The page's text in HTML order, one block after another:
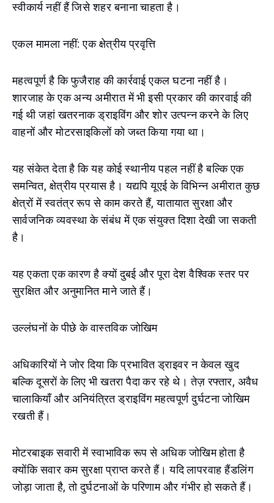
स्वीकार्य नहीं हैं जिसे शहर बनाना चाहता है।
एकल मामला नहीं: एक क्षेत्रीय प्रवृत्ति
महत्वपूर्ण है कि फुजैराह की कार्रवाई एकल घटना नहीं है।
शारजाह के एक अन्य अमीरात में भी इसी प्रकार की कारवाई की
गई थी जहां खतरनाक ड्राइविंग और शोर उत्पन्न करने के लिए
वाहनों और मोटरसाइकिलों को जब्त किया गया था।
यह संकेत देता है कि यह कोई स्थानीय पहल नहीं है बल्कि एक
समन्वित, क्षेत्रीय प्रयास है। यद्यपि यूएई के विभिन्न अमीरात कुछ
क्षेत्रों में स्वतंत्र रूप से काम करते हैं, यातायात सुरक्षा और
सार्वजनिक व्यवस्था के संबंध में एक संयुक्त दिशा देखी जा सकती
है।
यह एकता एक कारण है क्यों दुबई और पूरा देश वैश्विक स्तर पर
सुरक्षित और अनुमानित माने जाते हैं।
उल्लंघनों के पीछे के वास्तविक जोखिम
अधिकारियों ने जोर दिया कि प्रभावित ड्राइवर न केवल खुद
बल्कि दूसरों के लिए भी खतरा पैदा कर रहे थे। तेज़ रफ्तार, अवैध
चालाकियाँ और अनियंत्रित ड्राइविंग महत्वपूर्ण दुर्घटना जोखिम
रखती हैं।
मोटरबाइक सवारी में स्वाभाविक रूप से अधिक जोखिम होता है
क्योंकि सवार कम सुरक्षा प्राप्त करते हैं। यदि लापरवाह हैंडलिंग
जोड़ा जाता है, तो दुर्घटनाओं के परिणाम और गंभीर हो सकते हैं।